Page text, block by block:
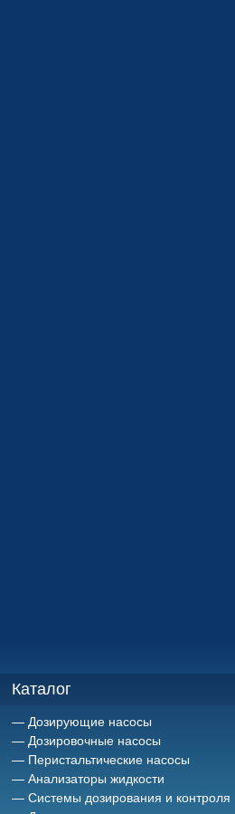
Каталог
Дозирующие насосы
Дозировочные насосы
Перистальтические насосы
Анализаторы жидкости
Системы дозирования и контроля